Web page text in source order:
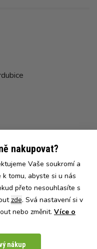
CZSK
nakupovat?
Vaše soukromí a
k tomu, abyste si u nás
přeto nesouhlasíte s
zde. Svá nastavení si v
nebo změnit. Více o
nákup